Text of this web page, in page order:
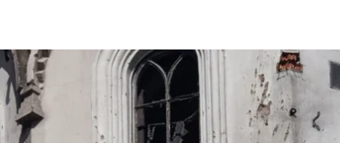
лаврі, 15 червня 2026 року
Зеленський
який похований на території Києво-
з проханням не забирати тіло